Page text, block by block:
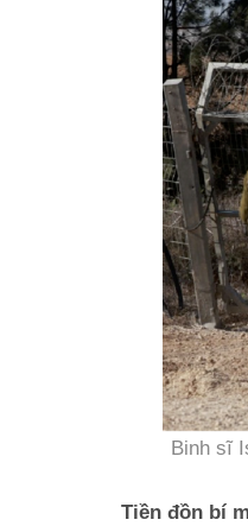
Binh sĩ
Tiền đồn bí